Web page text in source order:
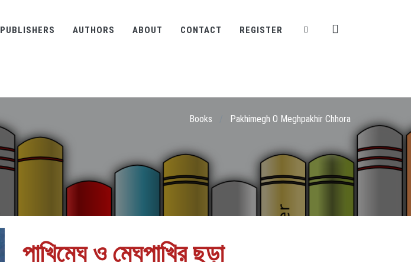
PUBLISHERS AUTHORS ABOUT CONTACT REGISTER
Books Pakhimegh O Meghpakhir Chhora
পাখিমেঘ ও মেঘপাখির ছড়া